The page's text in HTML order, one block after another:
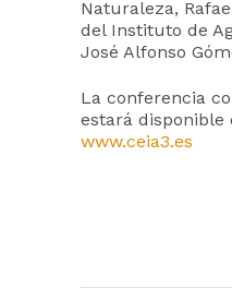
Naturaleza,
del Instituto de
José Alfonso
La conferencia
estará disponible
www.ceia3.es